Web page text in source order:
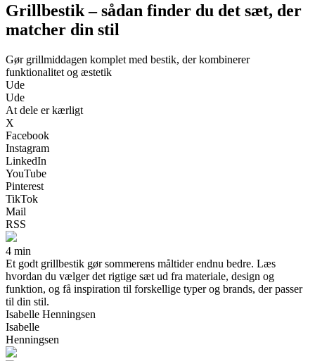
Grillbestik – sådan finder du det sæt, der
matcher din stil
Gør grillmiddagen komplet med bestik, der kombinerer
funktionalitet og æstetik
Ude
Ude
At dele er kærligt
X
Facebook
Instagram
LinkedIn
YouTube
Pinterest
TikTok
Mail
RSS
4 min
Et godt grillbestik gør sommerens måltider endnu bedre. Læs
hvordan du vælger det rigtige sæt ud fra materiale, design og
funktion, og få inspiration til forskellige typer og brands, der passer
til din stil.
Isabelle Henningsen
Isabelle
Henningsen